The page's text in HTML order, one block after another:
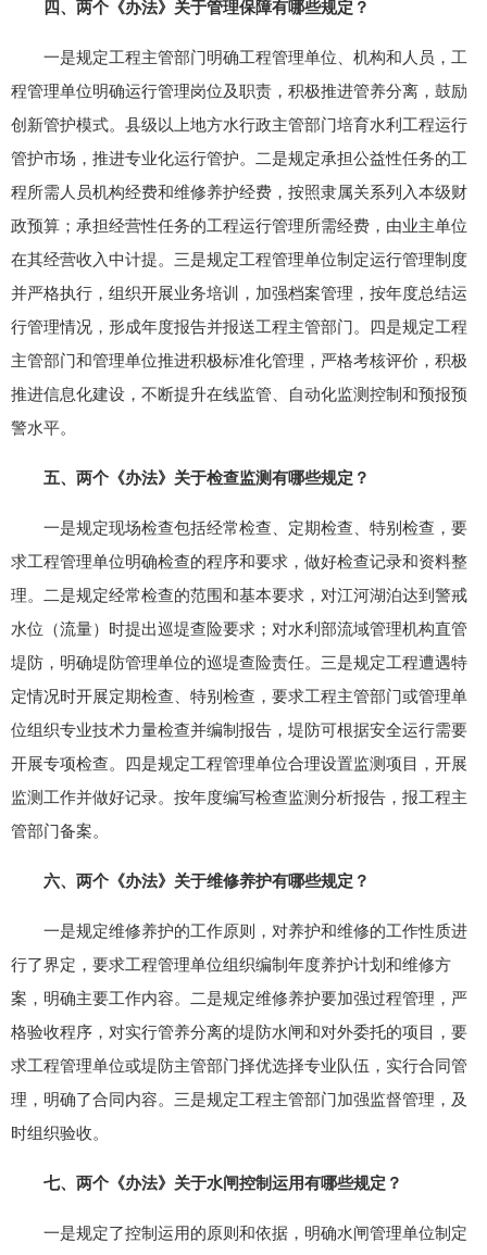
四、两个《办法》关于管理保障有哪些规定？
一是规定工程主管部门明确工程管理单位、机构和人员，工
程管理单位明确运行管理岗位及职责，积极推进管养分离，鼓励
创新管护模式。县级以上地方水行政主管部门培育水利工程运行
管护市场，推进专业化运行管护。二是规定承担公益性任务的工
程所需人员机构经费和维修养护经费，按照隶属关系列入本级财
政预算；承担经营性任务的工程运行管理所需经费，由业主单位
在其经营收入中计提。三是规定工程管理单位制定运行管理制度
并严格执行，组织开展业务培训，加强档案管理，按年度总结运
行管理情况，形成年度报告并报送工程主管部门。四是规定工程
主管部门和管理单位推进积极标准化管理，严格考核评价，积极
推进信息化建设，不断提升在线监管、自动化监测控制和预报预
警水平。
五、两个《办法》关于检查监测有哪些规定？
一是规定现场检查包括经常检查、定期检查、特别检查，要
求工程管理单位明确检查的程序和要求，做好检查记录和资料整
理。二是规定经常检查的范围和基本要求，对江河湖泊达到警戒
水位（流量）时提出巡堤查险要求；对水利部流域管理机构直管
堤防，明确堤防管理单位的巡堤查险责任。三是规定工程遭遇特
定情况时开展定期检查、特别检查，要求工程主管部门或管理单
位组织专业技术力量检查并编制报告，堤防可根据安全运行需要
开展专项检查。四是规定工程管理单位合理设置监测项目，开展
监测工作并做好记录。按年度编写检查监测分析报告，报工程主
管部门备案。
六、两个《办法》关于维修养护有哪些规定？
一是规定维修养护的工作原则，对养护和维修的工作性质进
行了界定，要求工程管理单位组织编制年度养护计划和维修方
案，明确主要工作内容。二是规定维修养护要加强过程管理，严
格验收程序，对实行管养分离的堤防水闸和对外委托的项目，要
求工程管理单位或堤防主管部门择优选择专业队伍，实行合同管
理，明确了合同内容。三是规定工程主管部门加强监督管理，及
时组织验收。
七、两个《办法》关于水闸控制运用有哪些规定？
一是规定了控制运用的原则和依据，明确水闸管理单位制定